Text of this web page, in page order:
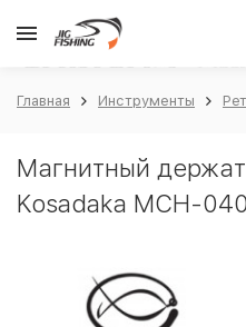
Главная Инструменты
Магнитный
Kosadaka MCH-